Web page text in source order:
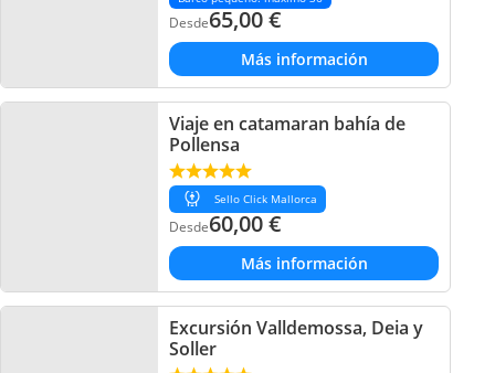
Desde65,00€
Más información
Viaje en catamaran bahía de
Pollensa
Sello Click Mallorca
Desde60,00€
Más información
Excursión Valldemossa, Deia y
Soller